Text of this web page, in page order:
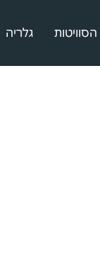
הסוויטות גלריה